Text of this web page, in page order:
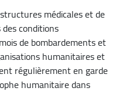
médicales et de
conditions
de bombardements et
humanitaires et
régulièrement en garde
humanitaire dans